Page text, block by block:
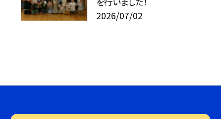
2026/07/02